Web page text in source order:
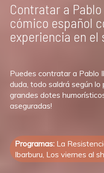
Contratar a
cómico español
experiencia en el
Puedes contratar a Pablo
duda, todo saldrá según lo
grandes dotes
aseguradas!
Programas: La
Ibarburu, Los viernes al